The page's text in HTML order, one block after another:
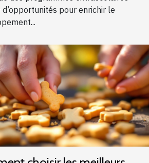
d’opportunités pour enrichir le